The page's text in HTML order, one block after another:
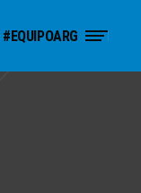
#EQUIPOARG